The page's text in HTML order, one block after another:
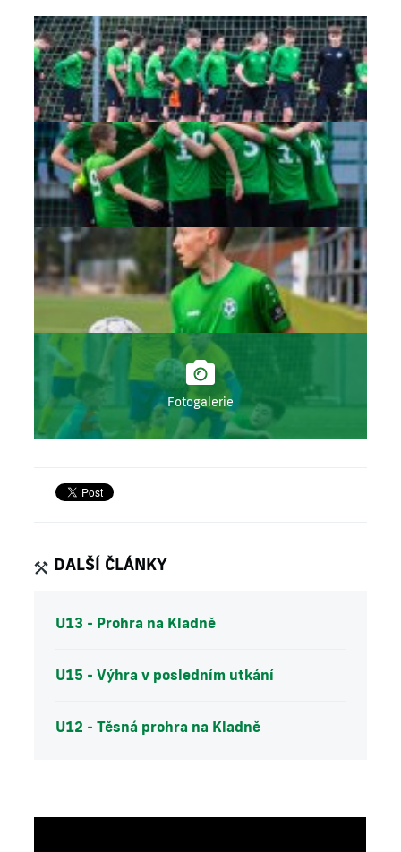
Fotogalerie
DALŠÍ ČLÁNKY
U13 - Prohra na Kladně
U15 - Výhra v posledním utkání
U12 - Těsná prohra na Kladně